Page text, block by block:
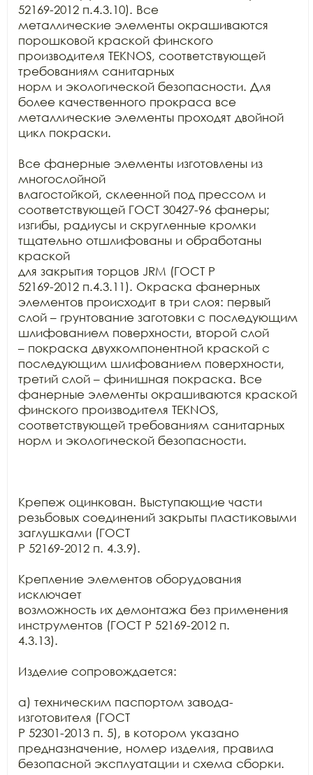
52169-2012 п.4.3.10). Все
металлические элементы окрашиваются
порошковой краской финского
производителя TEKNOS, соответствующей
требованиям санитарных
норм и экологической безопасности. Для
более качественного прокраса все
металлические элементы проходят двойной
цикл покраски.
Все фанерные элементы изготовлены из
многослойной
влагостойкой, склеенной под прессом и
соответствующей ГОСТ 30427-96 фанеры;
изгибы, радиусы и скругленные кромки
тщательно отшлифованы и обработаны
краской
для закрытия торцов JRM (ГОСТ Р
52169-2012 п.4.3.11). Окраска фанерных
элементов происходит в три слоя: первый
слой – грунтование заготовки с последующим
шлифованием поверхности, второй слой
– покраска двухкомпонентной краской с
последующим шлифованием поверхности,
третий слой – финишная покраска. Все
фанерные элементы окрашиваются краской
финского производителя TEKNOS,
соответствующей требованиям санитарных
норм и экологической безопасности.
Крепеж оцинкован. Выступающие части
резьбовых соединений закрыты пластиковыми
заглушками (ГОСТ
Р 52169-2012 п. 4.3.9).
Крепление элементов оборудования
исключает
возможность их демонтажа без применения
инструментов (ГОСТ Р 52169-2012 п.
4.3.13).
Изделие сопровождается:
а) техническим паспортом завода-
изготовителя (ГОСТ
Р 52301-2013 п. 5), в котором указано
предназначение, номер изделия, правила
безопасной эксплуатации и схема сборки.